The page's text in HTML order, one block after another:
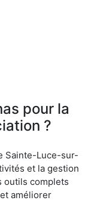
pour la
?
Sainte-Luce-sur-
et la gestion
outils complets
améliorer